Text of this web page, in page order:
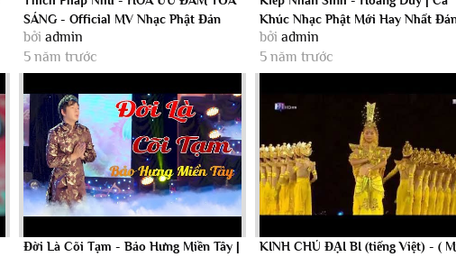
SÁNG - Official MV Nhạc Phật Đản
bởi admin
5 năm trước
Khúc Nhạc Phật Mới Hay Nhất
Suy Ngẫm...
bởiadmin
5 năm trước
Đời Là Cõi Tạm - Bảo Hưng Miền Tây |
KINH CHÚ ĐẠI BI (tiếng Việt) - (